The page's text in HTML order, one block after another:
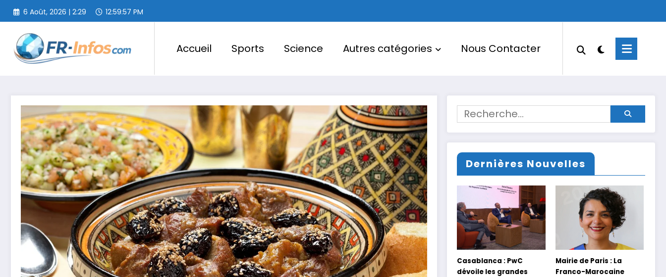
Aller
contenu
6 Août, 2026 | 2:29 12:59:58 PM
Accueil Sports Science Autres catégories Nous Contacter
Dernières Nouvelles
Casablanca : PwC
dévoile les grandes
Mairie de Paris : La
Franco-Marocaine